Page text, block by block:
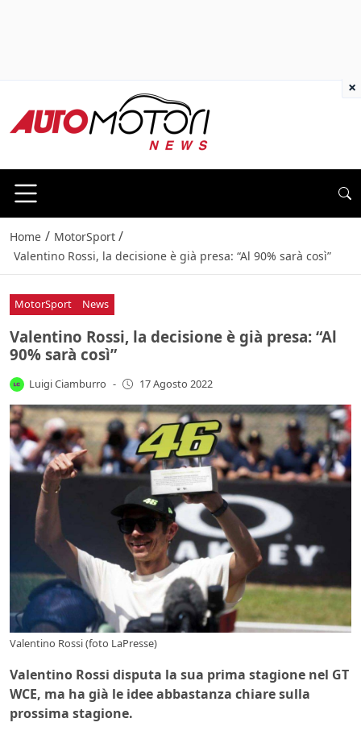
Home / MotorSport /
Valentino Rossi, la decisione è già presa: “Al 90% sarà così”
MotorSport News
Valentino Rossi, la decisione è già presa: “Al
90% sarà così”
Luigi Ciamburro - 17 Agosto 2022
Valentino Rossi (foto LaPresse)
Valentino Rossi disputa la sua prima stagione nel GT
WCE, ma ha già le idee abbastanza chiare sulla
prossima stagione.
×